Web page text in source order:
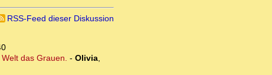
RSS-Feed dieser Diskussion
das Grauen. - Olivia,